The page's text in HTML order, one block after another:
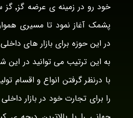
پشمک آغاز نمود تا مسیری
در این حوزه برای بازار های
به این ترتیب می توانید در این
با درنظر گرفتن انواع و اقسام
را برای تجارت خود در بازار